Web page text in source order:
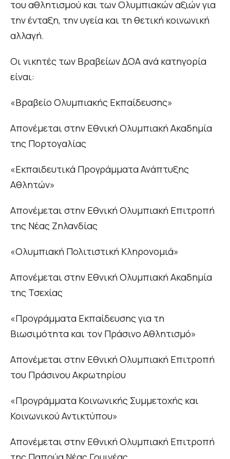
του αθλητισμού και των Ολυμπιακών αξιών για
την ένταξη, την υγεία και τη θετική κοινωνική
αλλαγή.
Οι νικητές των Βραβείων ΔΟΑ ανά κατηγορία
είναι:
«Βραβείο Ολυμπιακής Εκπαίδευσης»
Απονέμεται στην Εθνική Ολυμπιακή Ακαδημία
της Πορτογαλίας
«Εκπαιδευτικά Προγράμματα Ανάπτυξης
Αθλητών»
Απονέμεται στην Εθνική Ολυμπιακή Επιτροπή
της Νέας Ζηλανδίας
«Ολυμπιακή Πολιτιστική Κληρονομιά»
Απονέμεται στην Εθνική Ολυμπιακή Ακαδημία
της Τσεχίας
«Προγράμματα Εκπαίδευσης για τη
Βιωσιμότητα και τον Πράσινο Αθλητισμό»
Απονέμεται στην Εθνική Ολυμπιακή Επιτροπή
του Πράσινου Ακρωτηρίου
«Προγράμματα Κοινωνικής Συμμετοχής και
Κοινωνικού Αντικτύπου»
Απονέμεται στην Εθνική Ολυμπιακή Επιτροπή